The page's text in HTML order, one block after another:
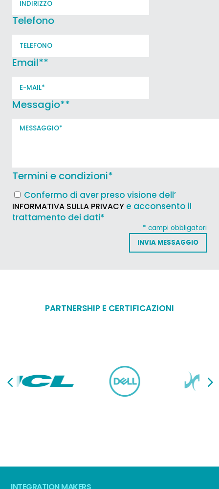
Telefono
Email**
Messagio**
Termini e condizioni*
Confermo di aver preso visione dell’
INFORMATIVA SULLA PRIVACY e acconsento il
trattamento dei dati*
* campi obbligatori
PARTNERSHIP E CERTIFICAZIONI